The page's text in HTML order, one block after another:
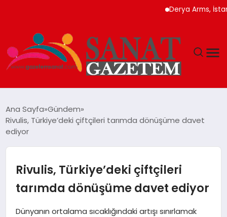
Derya Arms, İstanbul
TEKNOLOJI
YAŞAM
Ana Sayfa Gündem
Rivulis, Türkiye’deki çiftçileri tarımda dönüşüme davet
ediyor
Rivulis, Türkiye’deki çiftçileri
tarımda dönüşüme davet ediyor
Dünyanın ortalama sıcaklığındaki artışı sınırlamak